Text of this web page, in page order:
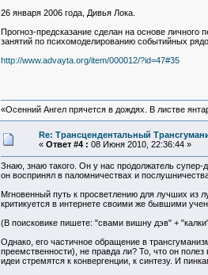
26 января 2006 года, Дивья Лока.
Прогноз-предсказание сделан на основе личного
занятий по психомоделированию событийных
http://www.advayta.org/item/000012/?id=47#35
«Осенний Ангел прячется в дождях. В листве
Re: Трансцендентальный
« Ответ #4 : 08 Июня 2010, 22:36:44 »
Знаю, знаю такого. Он у нас продолжатель
он воспринял в паломничествах и
Мгновенный путь к просветлению для лучших из
критикуется в интернете своими же бывшими
(В поисковике пишете: "свами вишну дэв" +
Однако, его частичное обращение в
преемственности), не правда ли? То, что он
идеи стремятся к конвергенции, к синтезу. И